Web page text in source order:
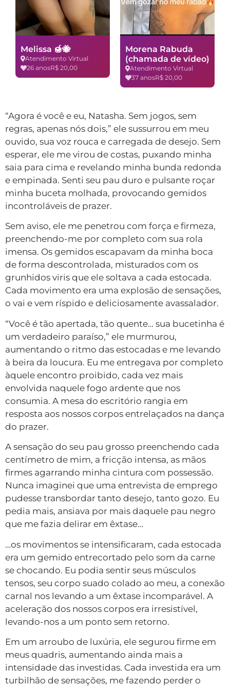
Melissa 🍯🐝
Atendimento Virtual
26 anosR$ 20,00
Morena Rabuda
(chamada de vídeo)
Atendimento Virtual
37 anosR$ 20,00
“Agora é você e eu, Natasha. Sem jogos, sem
regras, apenas nós dois,” ele sussurrou em meu
ouvido, sua voz rouca e carregada de desejo. Sem
esperar, ele me virou de costas, puxando minha
saia para cima e revelando minha bunda redonda
e empinada. Senti seu pau duro e pulsante roçar
minha buceta molhada, provocando gemidos
incontroláveis de prazer.
Sem aviso, ele me penetrou com força e firmeza,
preenchendo-me por completo com sua rola
imensa. Os gemidos escapavam da minha boca
de forma descontrolada, misturados com os
grunhidos viris que ele soltava a cada estocada.
Cada movimento era uma explosão de sensações,
o vai e vem ríspido e deliciosamente avassalador.
“Você é tão apertada, tão quente… sua bucetinha é
um verdadeiro paraíso,” ele murmurou,
aumentando o ritmo das estocadas e me levando
à beira da loucura. Eu me entregava por completo
àquele encontro proibido, cada vez mais
envolvida naquele fogo ardente que nos
consumia. A mesa do escritório rangia em
resposta aos nossos corpos entrelaçados na dança
do prazer.
A sensação do seu pau grosso preenchendo cada
centímetro de mim, a fricção intensa, as mãos
firmes agarrando minha cintura com possessão.
Nunca imaginei que uma entrevista de emprego
pudesse transbordar tanto desejo, tanto gozo. Eu
pedia mais, ansiava por mais daquele pau negro
que me fazia delirar em êxtase…
…os movimentos se intensificaram, cada estocada
era um gemido entrecortado pelo som da carne
se chocando. Eu podia sentir seus músculos
tensos, seu corpo suado colado ao meu, a conexão
carnal nos levando a um êxtase incomparável. A
aceleração dos nossos corpos era irresistível,
levando-nos a um ponto sem retorno.
Em um arroubo de luxúria, ele segurou firme em
meus quadris, aumentando ainda mais a
intensidade das investidas. Cada investida era um
turbilhão de sensações, me fazendo perder o